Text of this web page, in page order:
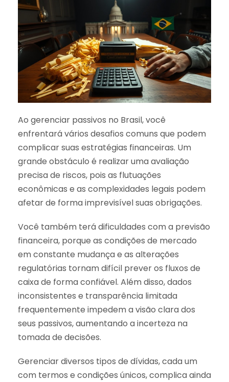
Ao gerenciar passivos no Brasil, você
enfrentará vários desafios comuns que podem
complicar suas estratégias financeiras. Um
grande obstáculo é realizar uma avaliação
precisa de riscos, pois as flutuações
econômicas e as complexidades legais podem
afetar de forma imprevisível suas obrigações.
Você também terá dificuldades com a previsão
financeira, porque as condições de mercado
em constante mudança e as alterações
regulatórias tornam difícil prever os fluxos de
caixa de forma confiável. Além disso, dados
inconsistentes e transparência limitada
frequentemente impedem a visão clara dos
seus passivos, aumentando a incerteza na
tomada de decisões.
Gerenciar diversos tipos de dívidas, cada um
com termos e condições únicos, complica ainda